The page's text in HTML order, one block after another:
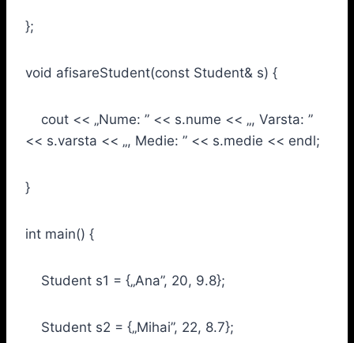
};
void afisareStudent(const Student& s) {
cout << „Nume: ” << s.nume << „, Varsta: ”
<< s.varsta << „, Medie: ” << s.medie << endl;
}
int main() {
Student s1 = {„Ana”, 20, 9.8};
Student s2 = {„Mihai”, 22, 8.7};